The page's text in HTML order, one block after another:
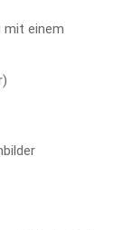
mit einem